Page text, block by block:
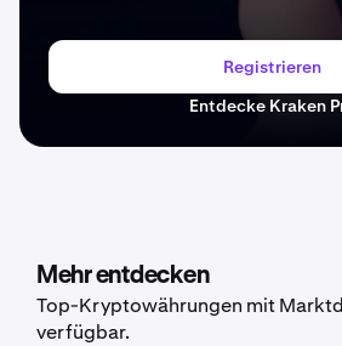
Registrieren
Entdecke Kraken
Mehr entdecken
Top-Kryptowährungen mit
verfügbar.